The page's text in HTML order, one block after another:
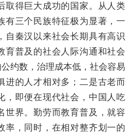
取得巨大成功的国家。从人类
有三个民族特征极为显著，一
自秦汉以来社会长期具有高识
育普及的社会人际沟通和社会
约数，治理成本低，社会容易
进的人才相对多；二是古老而
，即便在现代社会，中国人吃
世界。勤劳而教育普及，就容
率，同时，在相对整齐划一的